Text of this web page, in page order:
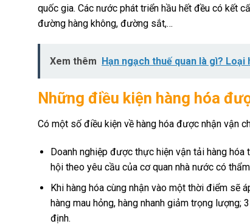
quốc gia. Các nước phát triển hầu hết đều có kết
đường hàng không, đường sắt,…
Xem thêm Hạn ngạch thuế quan là gì?
Những điều kiện hàng hóa
Có một số điều kiện về hàng hóa được nhận vận
Doanh nghiệp được thực hiện vận tải hàng
hội theo yêu cầu của cơ quan nhà nước có
Khi hàng hóa cùng nhận vào một thời điểm sẽ
hàng mau hỏng, hàng nhanh giảm trọng
định.